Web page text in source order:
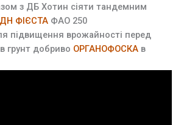
з ДБ Хотин сіяти тандемним
ДН ФІЄСТА ФАО 250
підвищення врожайності перед
грунт добриво ОРГАНОФОСКА в